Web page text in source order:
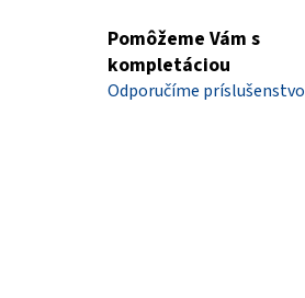
Pomôžeme Vám s
kompletáciou
Odporučíme príslušenstvo